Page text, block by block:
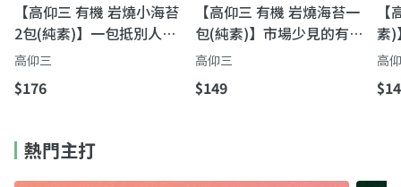
【高仰三 有機 岩燒小海苔
2包(純素)】一包抵別人的
三包量 市場少見有機海苔
高仰三
$176
【高仰三 有機 岩燒海苔一
包(純素)】市場少見的有機
海苔｜一口就懂的鮮甘脆，
鹹香剛剛好
高仰三
$149
素)
油
高
熱門主打